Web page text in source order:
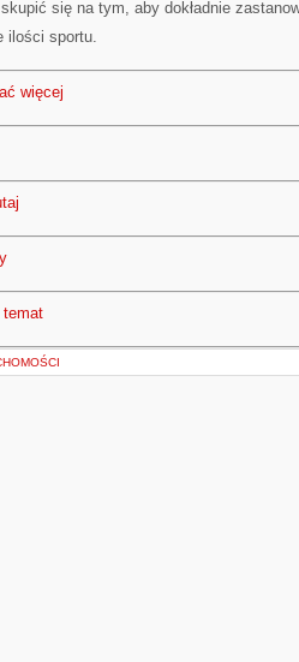
się na tym, aby dokładnie
ilości sportu.
więcej
temat